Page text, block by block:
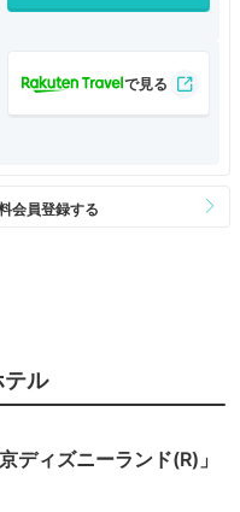
やって楽しむ方もとても多い
つの日か宿泊しようと思う素
ル
ディズニーランド(R)」